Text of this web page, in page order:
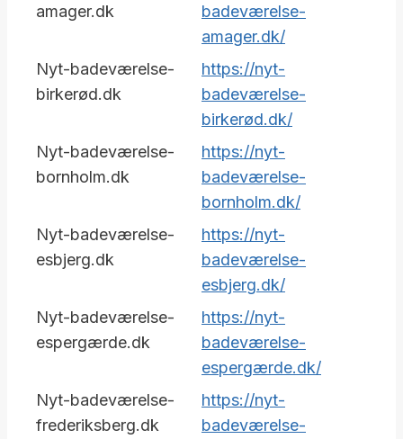
amager.dk
badeværelse-
amager.dk/
Nyt-badeværelse-
birkerød.dk
https://nyt-
badeværelse-
birkerød.dk/
Nyt-badeværelse-
bornholm.dk
https://nyt-
badeværelse-
bornholm.dk/
Nyt-badeværelse-
esbjerg.dk
https://nyt-
badeværelse-
esbjerg.dk/
Nyt-badeværelse-
espergærde.dk
https://nyt-
badeværelse-
espergærde.dk/
Nyt-badeværelse-
frederiksberg.dk
https://nyt-
badeværelse-